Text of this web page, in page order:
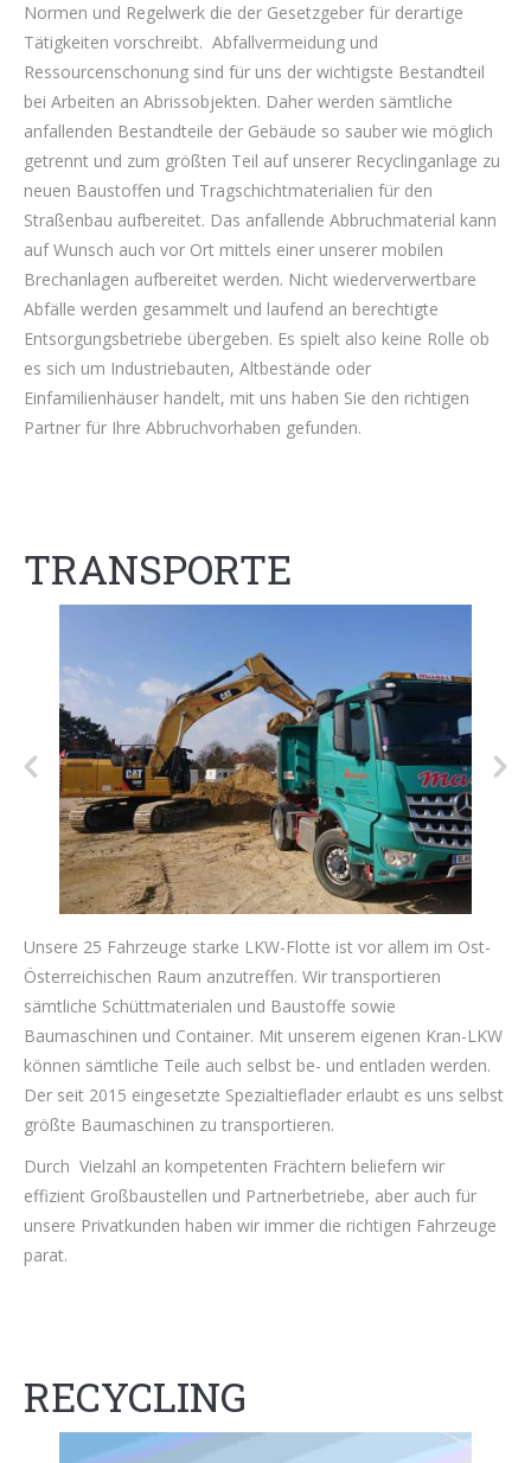
Normen und Regelwerk die der Gesetzgeber für derartige
Tätigkeiten vorschreibt. Abfallvermeidung und
Ressourcenschonung sind für uns der wichtigste Bestandteil
bei Arbeiten an Abrissobjekten. Daher werden sämtliche
anfallenden Bestandteile der Gebäude so sauber wie möglich
getrennt und zum größten Teil auf unserer Recyclinganlage zu
neuen Baustoffen und Tragschichtmaterialien für den
Straßenbau aufbereitet. Das anfallende Abbruchmaterial kann
auf Wunsch auch vor Ort mittels einer unserer mobilen
Brechanlagen aufbereitet werden. Nicht wiederverwertbare
Abfälle werden gesammelt und laufend an berechtigte
Entsorgungsbetriebe übergeben. Es spielt also keine Rolle ob
es sich um Industriebauten, Altbestände oder
Einfamilienhäuser handelt, mit uns haben Sie den richtigen
Partner für Ihre Abbruchvorhaben gefunden.
TRANSPORTE
Unsere 25 Fahrzeuge starke LKW-Flotte ist vor allem im Ost-
Österreichischen Raum anzutreffen. Wir transportieren
sämtliche Schüttmaterialen und Baustoffe sowie
Baumaschinen und Container. Mit unserem eigenen Kran-LKW
können sämtliche Teile auch selbst be- und entladen werden.
Der seit 2015 eingesetzte Spezialtieflader erlaubt es uns selbst
größte Baumaschinen zu transportieren.
Durch Vielzahl an kompetenten Frächtern beliefern wir
effizient Großbaustellen und Partnerbetriebe, aber auch für
unsere Privatkunden haben wir immer die richtigen Fahrzeuge
parat.
RECYCLING